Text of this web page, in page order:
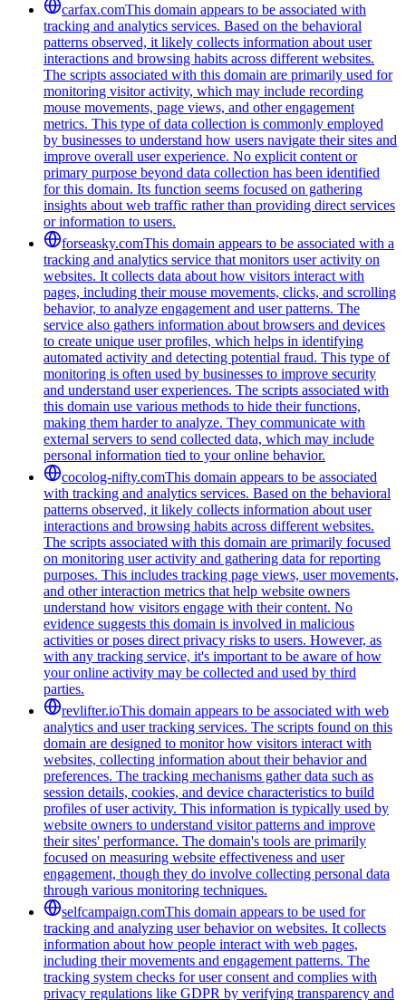
carfax.comThis domain appears to be associated with
tracking and analytics services. Based on the behavioral
patterns observed, it likely collects information about user
interactions and browsing habits across different websites.
The scripts associated with this domain are primarily used for
monitoring visitor activity, which may include recording
mouse movements, page views, and other engagement
metrics. This type of data collection is commonly employed
by businesses to understand how users navigate their sites and
improve overall user experience. No explicit content or
primary purpose beyond data collection has been identified
for this domain. Its function seems focused on gathering
insights about web traffic rather than providing direct services
or information to users.
forseasky.comThis domain appears to be associated with a
tracking and analytics service that monitors user activity on
websites. It collects data about how visitors interact with
pages, including their mouse movements, clicks, and scrolling
behavior, to analyze engagement and user patterns. The
service also gathers information about browsers and devices
to create unique user profiles, which helps in identifying
automated activity and detecting potential fraud. This type of
monitoring is often used by businesses to improve security
and understand user experiences. The scripts associated with
this domain use various methods to hide their functions,
making them harder to analyze. They communicate with
external servers to send collected data, which may include
personal information tied to your online behavior.
cocolog-nifty.comThis domain appears to be associated
with tracking and analytics services. Based on the behavioral
patterns observed, it likely collects information about user
interactions and browsing habits across different websites.
The scripts associated with this domain are primarily focused
on monitoring user activity and gathering data for reporting
purposes. This includes tracking page views, user movements,
and other interaction metrics that help website owners
understand how visitors engage with their content. No
evidence suggests this domain is involved in malicious
activities or poses direct privacy risks to users. However, as
with any tracking service, it's important to be aware of how
your online activity may be collected and used by third
parties.
revlifter.ioThis domain appears to be associated with web
analytics and user tracking services. The scripts found on this
domain are designed to monitor how visitors interact with
websites, collecting information about their behavior and
preferences. The tracking mechanisms gather data such as
session details, cookies, and device characteristics to build
profiles of user activity. This information is typically used by
website owners to understand visitor patterns and improve
their sites' performance. The domain's tools are primarily
focused on measuring website effectiveness and user
engagement, though they do involve collecting personal data
through various monitoring techniques.
selfcampaign.comThis domain appears to be used for
tracking and analyzing user behavior on websites. It collects
information about how people interact with web pages,
including their movements and engagement patterns. The
tracking system checks for user consent and complies with
privacy regulations like GDPR by verifying transparency and